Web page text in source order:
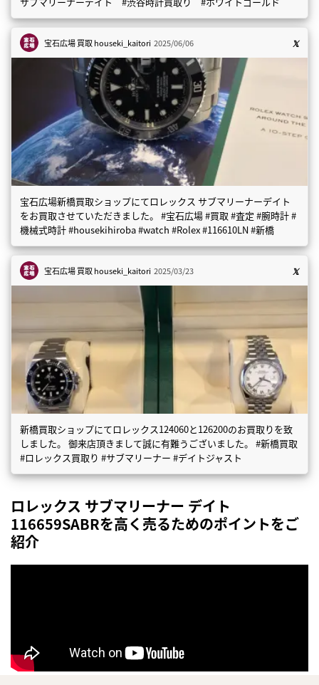
宝石広場 買取houseki_kaitori 2025/06/06
宝石広場新橋買取ショップにてロレックス サブマリーナーデイト
をお買取させていただきました。 #宝石広場 #買取 #査定 #腕時計 #
機械式時計 #housekihiroba #watch #Rolex #116610LN #新橋
宝石広場 買取houseki_kaitori 2025/03/23
新橋買取ショップにてロレックス124060と126200のお買取りを致
しました。 御来店頂きまして誠に有難うございました。 #新橋買取
#ロレックス買取り #サブマリーナー #デイトジャスト
ロレックス サブマリーナー デイト
116659SABRを高く売るためのポイントをご
紹介